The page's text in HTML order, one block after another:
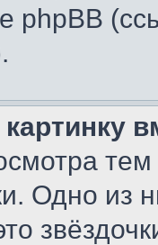
phpBB
картинку
Одно из